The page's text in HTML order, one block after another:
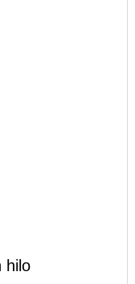
hilo